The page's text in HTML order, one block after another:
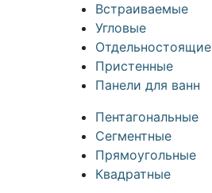
Встраиваемые
Угловые
Отдельностоящие
Пристенные
Панели для ванн
Пентагональные
Сегментные
Прямоугольные
Квадратные